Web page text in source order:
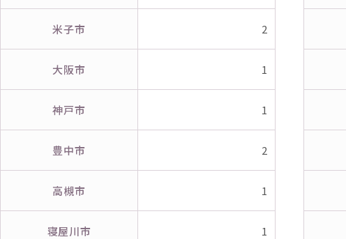
米子市 2
大阪市 1
神戸市 1
豊中市 2
高槻市 1
寝屋川市 1